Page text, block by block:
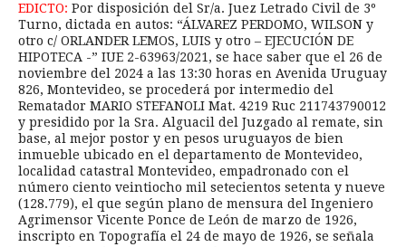
EDICTO: Por disposición del Sr/a. Juez Letrado Civil de 3º
Turno, dictada en autos: “ÁLVAREZ PERDOMO, WILSON y
otro c/ ORLANDER LEMOS, LUIS y otro – EJECUCIÓN DE
HIPOTECA -” IUE 2-63963/2021, se hace saber que el 26 de
noviembre del 2024 a las 13:30 horas en Avenida Uruguay
826, Montevideo, se procederá por intermedio del
Rematador MARIO STEFANOLI Mat. 4219 Ruc 211743790012
y presidido por la Sra. Alguacil del Juzgado al remate, sin
base, al mejor postor y en pesos uruguayos de bien
inmueble ubicado en el departamento de Montevideo,
localidad catastral Montevideo, empadronado con el
número ciento veintiocho mil setecientos setenta y nueve
(128.779), el que según plano de mensura del Ingeniero
Agrimensor Vicente Ponce de León de marzo de 1926,
inscripto en Topografía el 24 de mayo de 1926, se señala